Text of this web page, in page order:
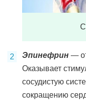
Эпинефрин —
Оказывает
сосудистую
сокращению